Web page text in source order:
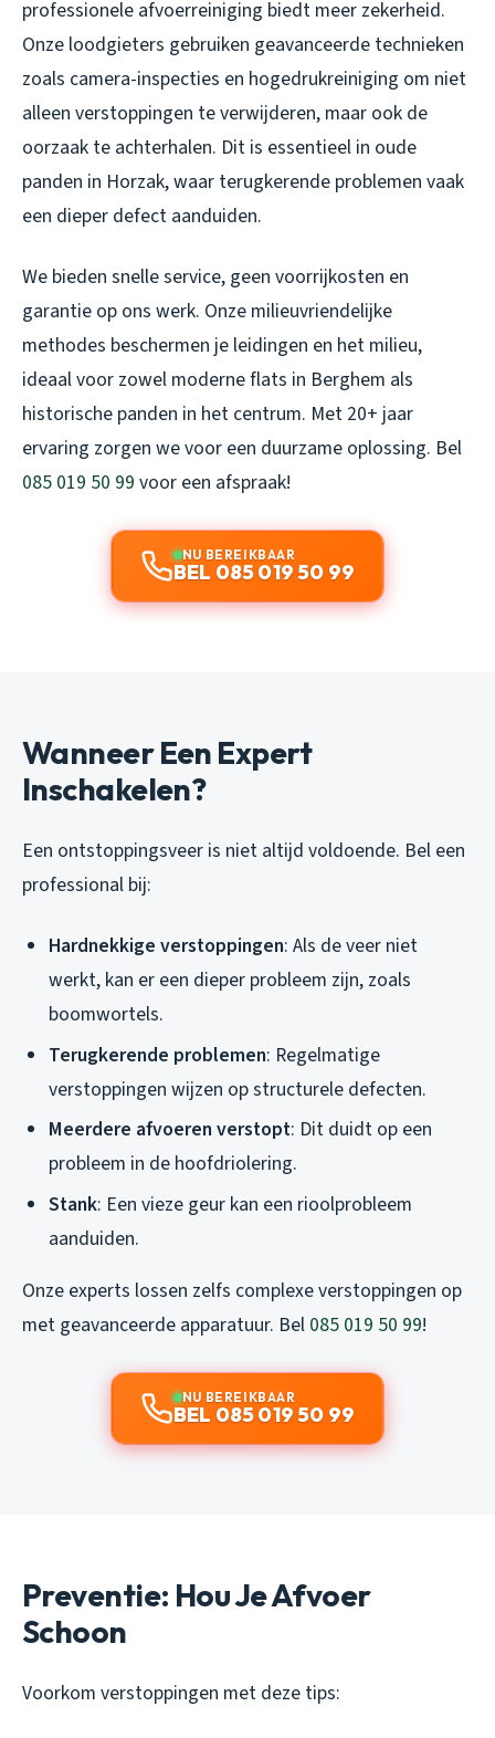
professionele afvoerreiniging biedt meer zekerheid.
Onze loodgieters gebruiken geavanceerde technieken
zoals camera-inspecties en hogedrukreiniging om niet
alleen verstoppingen te verwijderen, maar ook de
oorzaak te achterhalen. Dit is essentieel in oude
panden in Horzak, waar terugkerende problemen vaak
een dieper defect aanduiden.
We bieden snelle service, geen voorrijkosten en
garantie op ons werk. Onze milieuvriendelijke
methodes beschermen je leidingen en het milieu,
ideaal voor zowel moderne flats in Berghem als
historische panden in het centrum. Met 20+ jaar
ervaring zorgen we voor een duurzame oplossing. Bel
085 019 50 99 voor een afspraak!
NU BEREIKBAAR
BEL 085 019 50 99
Wanneer Een Expert
Inschakelen?
Een ontstoppingsveer is niet altijd voldoende. Bel een
professional bij:
Hardnekkige verstoppingen: Als de veer niet
werkt, kan er een dieper probleem zijn, zoals
boomwortels.
Terugkerende problemen: Regelmatige
verstoppingen wijzen op structurele defecten.
Meerdere afvoeren verstopt: Dit duidt op een
probleem in de hoofdriolering.
Stank: Een vieze geur kan een rioolprobleem
aanduiden.
Onze experts lossen zelfs complexe verstoppingen op
met geavanceerde apparatuur. Bel 085 019 50 99!
NU BEREIKBAAR
BEL 085 019 50 99
Preventie: Hou Je Afvoer
Schoon
Voorkom verstoppingen met deze tips: